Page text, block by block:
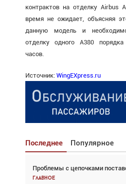
контрактов на отделку Airbus
время не ожидает, объясняя
данную модель и
отделку одного A380
часов.
Источник:WingEXpress.ru
Последнее Популярное
Проблемы с цепочками
Главное
Взгляд с высоты: тандем
спасательных операциях